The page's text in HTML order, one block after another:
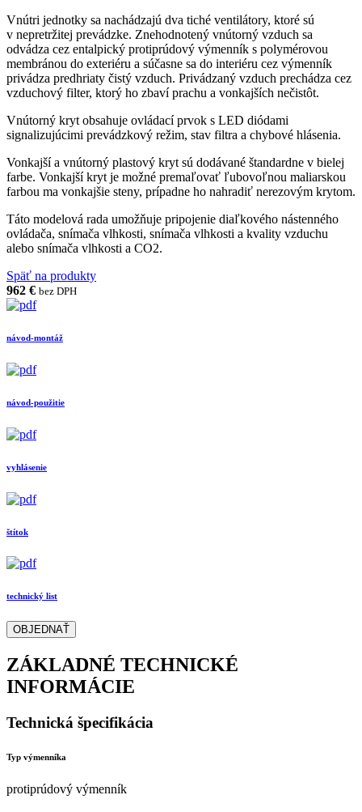
Vnútri jednotky sa nachádzajú dva tiché ventilátory, ktoré sú
v nepretržitej prevádzke. Znehodnotený vnútorný vzduch sa
odvádza cez entalpický protiprúdový výmenník s polymérovou
membránou do exteriéru a súčasne sa do interiéru cez výmenník
privádza predhriaty čistý vzduch. Privádzaný vzduch prechádza cez
vzduchový filter, ktorý ho zbaví prachu a vonkajších nečistôt.
Vnútorný kryt obsahuje ovládací prvok s LED diódami
signalizujúcimi prevádzkový režim, stav filtra a chybové hlásenia.
Vonkajší a vnútorný plastový kryt sú dodávané štandardne v bielej
farbe. Vonkajší kryt je možné premaľovať ľubovoľnou maliarskou
farbou ma vonkajšie steny, prípadne ho nahradiť nerezovým krytom.
Táto modelová rada umožňuje pripojenie diaľkového nástenného
ovládača, snímača vlhkosti, snímača vlhkosti a kvality vzduchu
alebo snímača vlhkosti a CO2.
Späť na produkty
962 € bez DPH
návod-montáž
návod-použitie
vyhlásenie
štítok
technický list
OBJEDNAŤ
ZÁKLADNÉ TECHNICKÉ
INFORMÁCIE
Technická špecifikácia
Typ výmenníka
protiprúdový výmenník